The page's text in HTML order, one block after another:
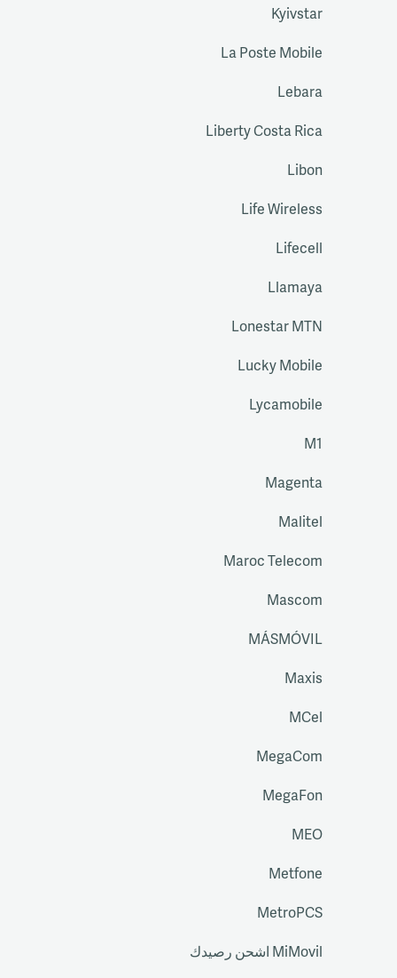
Kyivstar
La Poste Mobile
Lebara
Liberty Costa Rica
Libon
Life Wireless
Lifecell
Llamaya
Lonestar MTN
Lucky Mobile
Lycamobile
M1
Magenta
Malitel
Maroc Telecom
Mascom
MÁSMÓVIL
Maxis
MCel
MegaCom
MegaFon
MEO
Metfone
MetroPCS
MiMovil اشحن رصيدك